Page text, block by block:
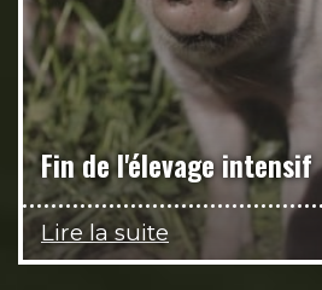
Fin de l'élevage intensif
Lire la suite